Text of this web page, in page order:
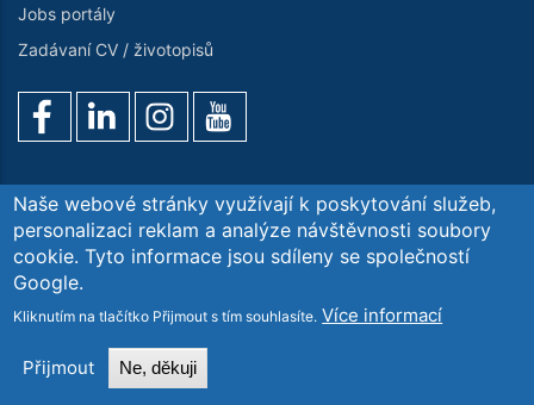
Jobs portály
Zadávaní CV / životopisů
Poptávka služeb O nás Kontaktujte nás
GDPR
Copyright© Workintense Personální Agentura s.r.o. All
Rights Reserved.
Naše webové stránky využívají k poskytování služeb,
personalizaci reklam a analýze návštěvnosti soubory
cookie. Tyto informace jsou sdíleny se společností
Google.
Kliknutím na tlačítko Přijmout s tím souhlasíte. Více informací
Přijmout Ne, děkuji